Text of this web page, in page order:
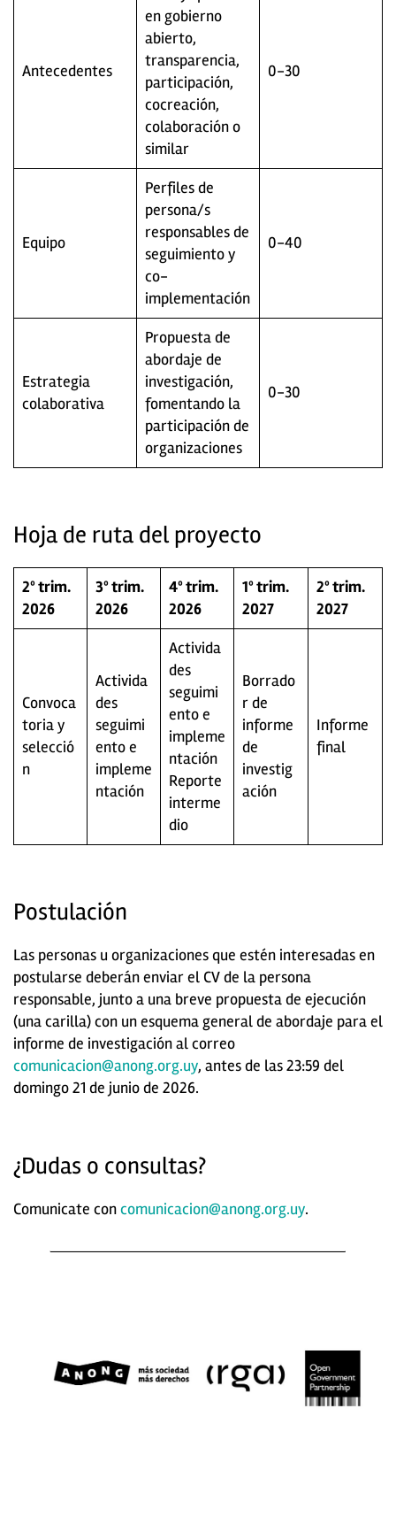
Antecedentes
en gobierno
abierto,
transparencia,
participación,
cocreación,
colaboración o
similar
0-30
Equipo
Perfiles de
persona/s
responsables de
seguimiento y
co-
implementación
0-40
Estrategia
colaborativa
Propuesta de
abordaje de
investigación,
fomentando la
participación de
organizaciones
0-30
Hoja de ruta del proyecto
2º trim.
2026
3º trim.
2026
4º trim.
2026
1º trim.
2027
2º trim.
2027
Convoca
toria y
selecció
n
Activida
des
seguimi
ento e
impleme
ntación
Activida
des
seguimi
ento e
impleme
ntación
Reporte
interme
dio
Borrado
r de
informe
de
investig
ación
Informe
final
Postulación
Las personas u organizaciones que estén interesadas en
postularse deberán enviar el CV de la persona
responsable, junto a una breve propuesta de ejecución
(una carilla) con un esquema general de abordaje para el
informe de investigación al correo
comunicacion@anong.org.uy, antes de las 23:59 del
domingo 21 de junio de 2026.
¿Dudas o consultas?
Comunicate concomunicacion@anong.org.uy.